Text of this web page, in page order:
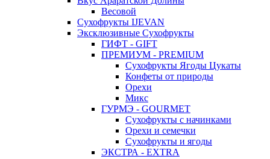
Весовой
Сухофрукты IJEVAN
Эксклюзивные Сухофрукты
ГИФТ - GIFT
ПРЕМИУМ - PREMIUM
Сухофрукты Ягоды Цукаты
Конфеты от природы
Орехи
Микс
ГУРМЭ - GOURMET
Сухофрукты с начинками
Орехи и семечки
Сухофрукты и ягоды
ЭКСТРА - EXTRA